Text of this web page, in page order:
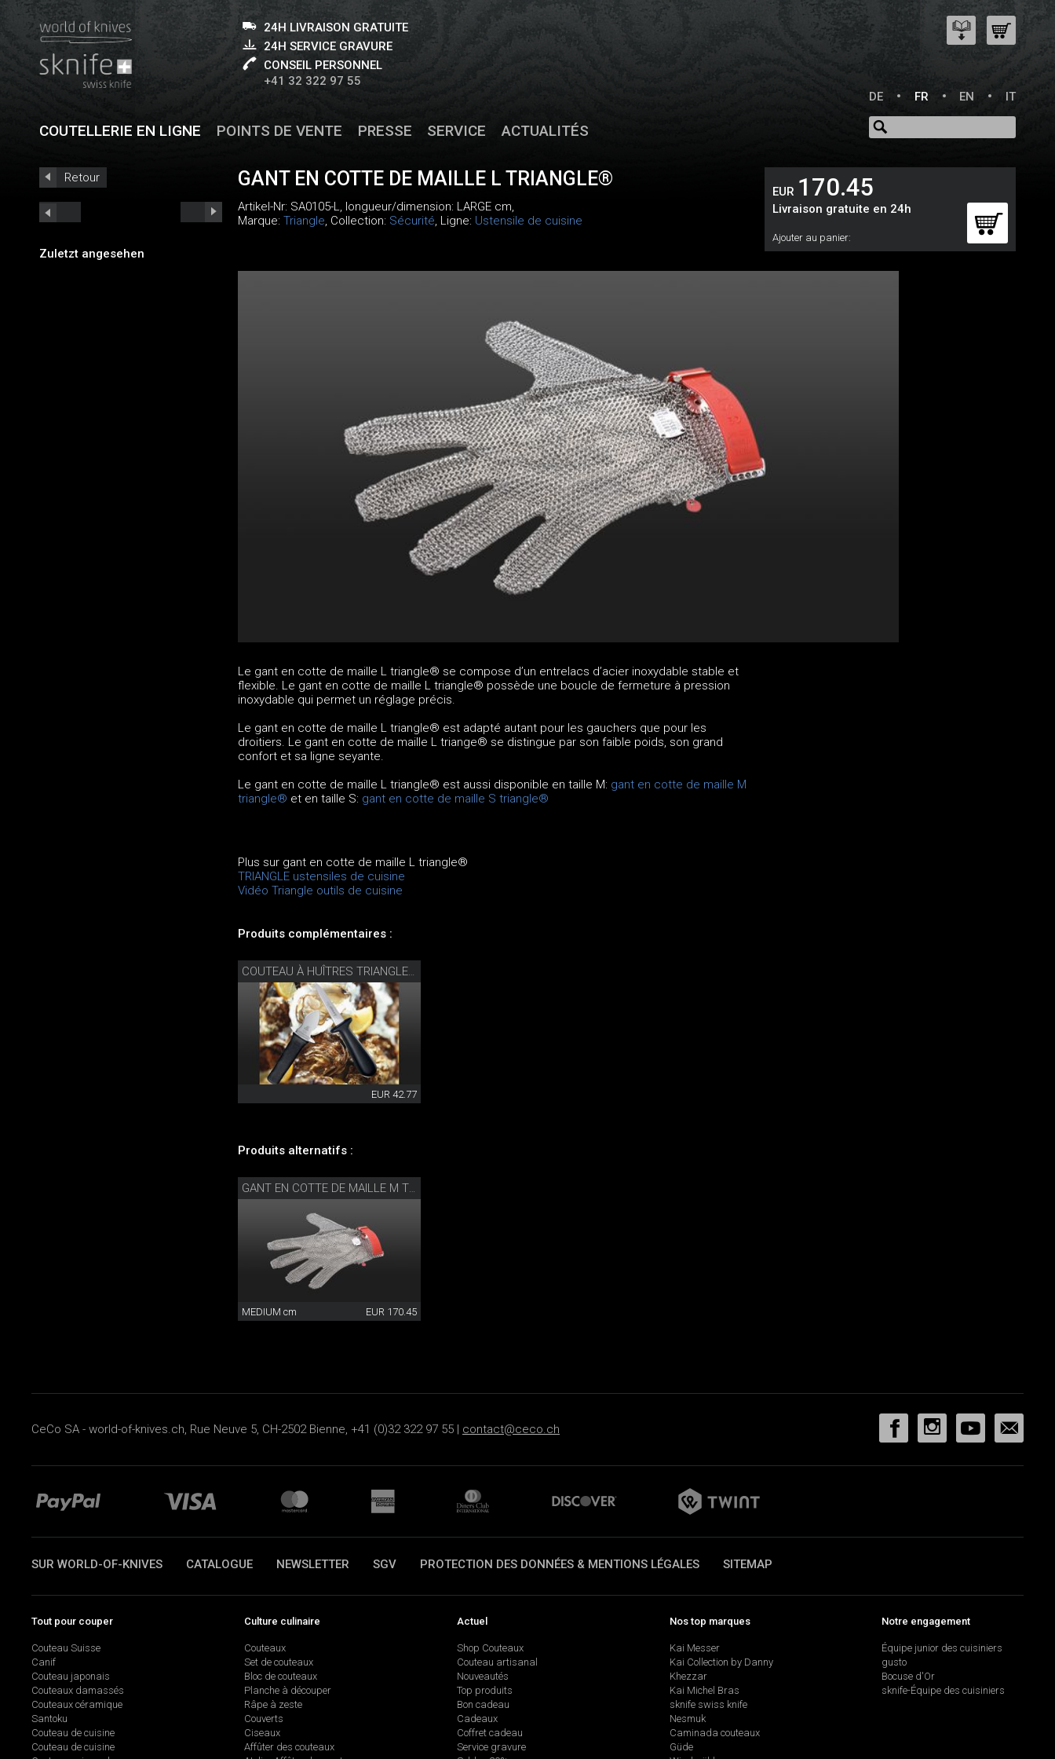
24H LIVRAISON GRATUITE
24H SERVICE GRAVURE
CONSEIL PERSONNEL
+41 32 322 97 55
DE
FR EN IT
COUTELLERIE EN LIGNE POINTS DE VENTE PRESSE SERVICE ACTUALITÉS
Retour
Zuletzt angesehen
GANT EN COTTE DE MAILLE L TRIANGLE®
Artikel-Nr: SA0105-L, longueur/dimension: LARGE cm,
Marque: Triangle, Collection: Sécurité, Ligne: Ustensile de cuisine
EUR 170.45
Livraison gratuite en 24h
Ajouter au panier:
Le gant en cotte de maille L triangle® se compose d’un entrelacs d’acier inoxydable stable et
flexible. Le gant en cotte de maille L triangle® possède une boucle de fermeture à pression
inoxydable qui permet un réglage précis.
Le gant en cotte de maille L triangle® est adapté autant pour les gauchers que pour les
droitiers. Le gant en cotte de maille L triange® se distingue par son faible poids, son grand
confort et sa ligne seyante.
Le gant en cotte de maille L triangle® est aussi disponible en taille M: gant en cotte de maille M
triangle® et en taille S: gant en cotte de maille S triangle®
Plus sur gant en cotte de maille L triangle®
TRIANGLE ustensiles de cuisine
Vidéo Triangle outils de cuisine
Produits complémentaires :
EUR 42.77
Produits alternatifs :
GANT EN COTTE DE MAILLE M TRIANGLE®
MEDIUM cm EUR 170.45
CeCo SA - world-of-knives.ch, Rue Neuve 5, CH-2502 Bienne, +41 (0)32 322 97 55 | contact@ceco.ch
SUR WORLD-OF-KNIVES CATALOGUE NEWSLETTER SGV PROTECTION DES DONNÉES & MENTIONS LÉGALES SITEMAP
Tout pour couper
Couteau Suisse
Canif
Couteau japonais
Couteaux damassés
Couteaux céramique
Santoku
Couteau de cuisine
Couteau de cuisine
Culture culinaire
Couteaux
Set de couteaux
Bloc de couteaux
Planche à découper
Râpe à zeste
Couverts
Ciseaux
Affûter des couteaux
Actuel
Shop Couteaux
Couteau artisanal
Nouveautés
Top produits
Bon cadeau
Cadeaux
Coffret cadeau
Service gravure
Nos top marques
Kai Messer
Kai Collection by Danny
Khezzar
Kai Michel Bras
sknife swiss knife
Nesmuk
Caminada couteaux
Güde
Notre engagement
Équipe junior des cuisiniers
gusto
Bocuse d'Or
sknife-Équipe des cuisiniers